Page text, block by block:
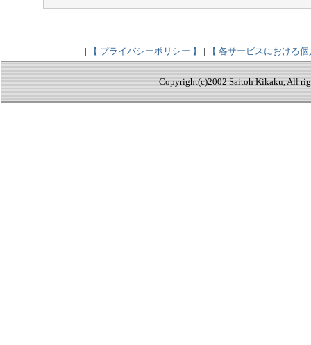
| 【 プライバシーポリシー 】 | 【 各サービスにおける
Copyright(c)2002 Saitoh Kikaku, All